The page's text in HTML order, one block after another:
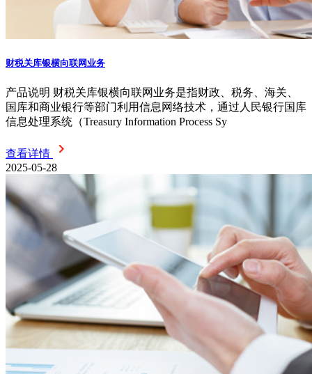
财税关库银横向联网业务
产品说明 财税关库银横向联网业务是指财政、税务、海关、
国库和商业银行等部门利用信息网络技术，通过人民银行国库
信息处理系统（Treasury Information Process Sy
查看详情
2025-05-28